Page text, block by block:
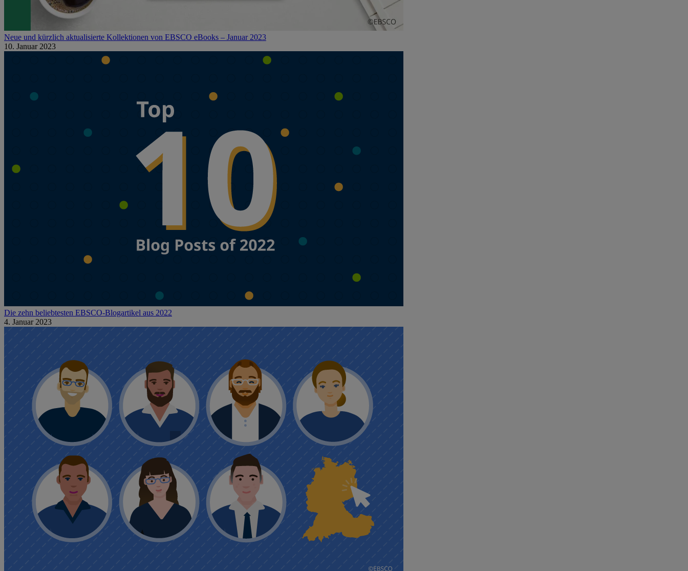
Neue und kürzlich aktualisierte Kollektionen von EBSCO eBooks – Januar 2023
10. Januar 2023
Die zehn beliebtesten EBSCO-Blogartikel aus 2022
4. Januar 2023